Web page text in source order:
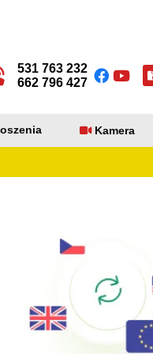
531 763 232
662 796 427
Kamera